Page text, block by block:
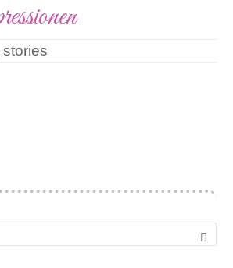
stories